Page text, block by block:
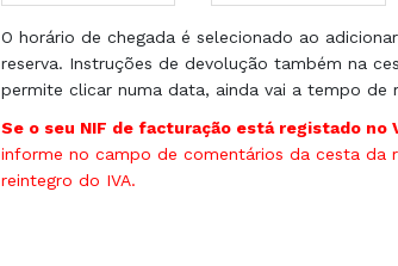
O horário de chegada é selecionado ao
reserva. Instruções de devolução também na
permite clicar numa data, ainda vai a tempo de
Se o seu NIF de facturação está registado no
informe no campo de comentários da cesta da
reintegro do IVA.